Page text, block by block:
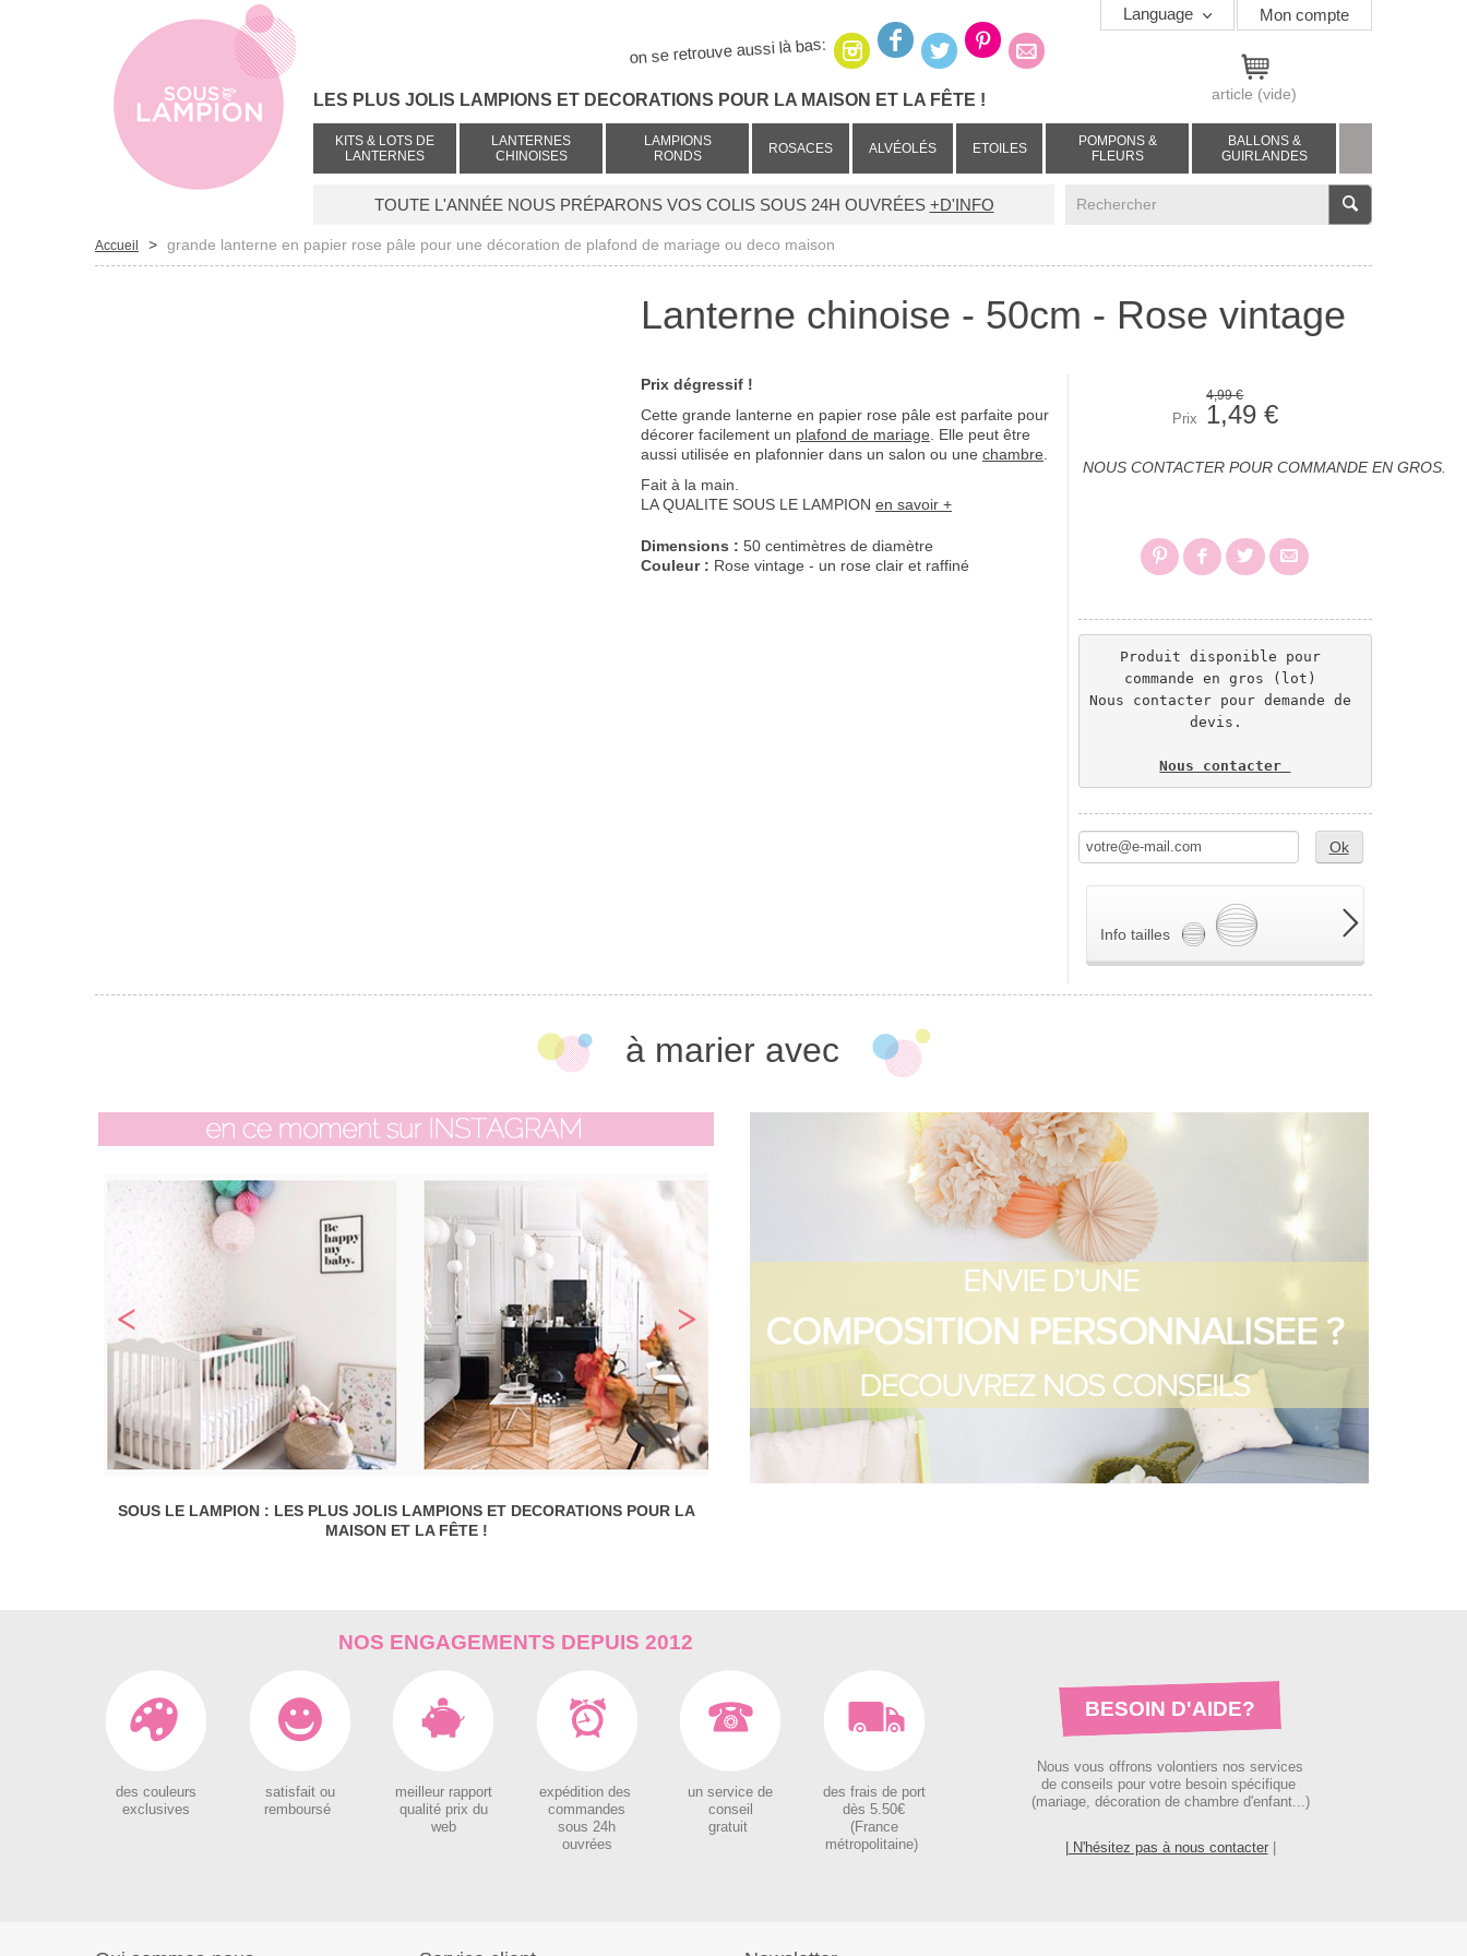
Mon compte
Language
on se retrouve aussi là bas:
LES PLUS JOLIS LAMPIONS ET DECORATIONS POUR LA MAISON ET LA FÊTE ! article (vide)
KITS & LOTS DE
LANTERNES
LANTERNES
CHINOISES
LAMPIONS
RONDS
ROSACES ALVÉOLÉS ETOILES
POMPONS &
FLEURS
BALLONS &
GUIRLANDES
TOUTE L'ANNÉE NOUS PRÉPARONS VOS COLIS SOUS 24H OUVRÉES +D'INFO V
Accueil > grande lanterne en papier rose pâle pour une décoration de plafond de mariage ou deco maison
Lanterne chinoise - 50cm - Rose vintage
Prix dégressif !
Cette grande lanterne en papier rose pâle est parfaite pour
décorer facilement un plafond de mariage . Elle peut être
aussi utilisée en plafonnier dans un salon ou une chambre
Fait à la main.
LA QUALITE SOUS LE LAMPION en savoir +
Dimensions : 50 centimètres de diamètre
Couleur : Rose vintage - un rose clair et raffiné
4,99 €
Prix 1,49 €
NOUS CONTACTER POUR COMMANDE EN GROS.
Produit disponible pour
commande en gros (lot)
Nous contacter pour demande de
devis.
Nous contacter
Ok
Info tailles
à marier avec
SOUS LE LAMPION : LES PLUS JOLIS LAMPIONS ET DECORATIONS POUR LA
MAISON ET LA FÊTE !
NOS ENGAGEMENTS DEPUIS 2012
des couleurs
exclusives
satisfait ou
remboursé
meilleur rapport
qualité prix du
web
expédition des
commandes
sous 24h
ouvrées
un service de
conseil
gratuit
des frais de port
dès 5.50€
(France
métropolitaine)
BESOIN D'AIDE?
Nous vous offrons volontiers nos services
de conseils pour votre besoin spécifique
(mariage, décoration de chambre d'enfant...)
| N'hésitez pas à nous contacter|